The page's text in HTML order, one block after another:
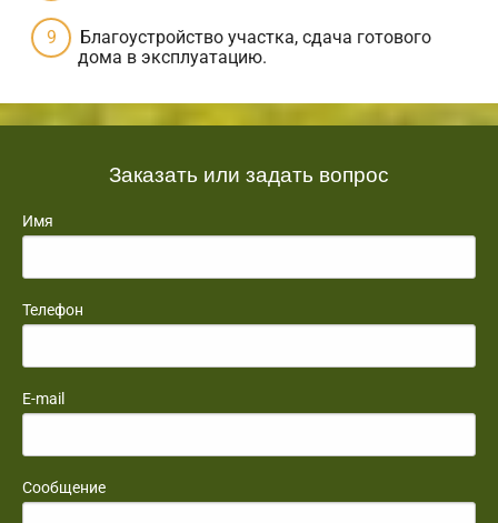
Благоустройство участка, сдача готового
дома в эксплуатацию.
Заказать или задать вопрос
Имя
Телефон
E-mail
Сообщение